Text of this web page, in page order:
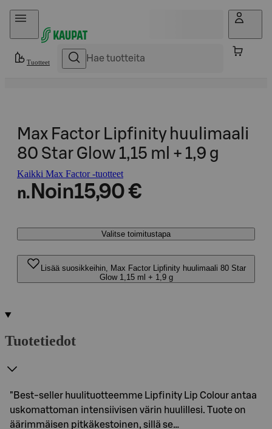
Hyppää sisältöön
Tuotteet
Max Factor Lipfinity huulimaali
80 Star Glow 1,15 ml + 1,9 g
Kaikki Max Factor -tuotteet
n. Noin15,90 €
Valitse toimitustapa
Lisää suosikkeihin, Max Factor Lipfinity huulimaali 80 Star
Glow 1,15 ml + 1,9 g
Tuotetiedot
"Best-seller huulituotteemme Lipfinity Lip Colour antaa
uskomattoman intensiivisen värin huulillesi. Tuote on
äärimmäisen pitkäkestoinen, sillä se…